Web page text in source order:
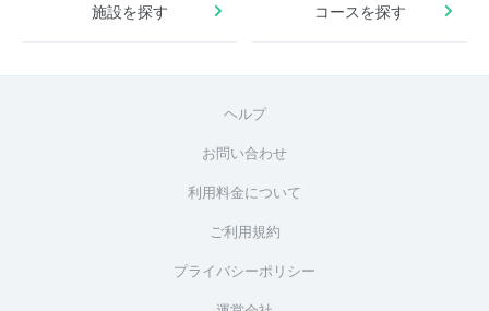
施設を探す コースを探す
ヘルプ
お問い合わせ
利用料金について
ご利用規約
プライバシーポリシー